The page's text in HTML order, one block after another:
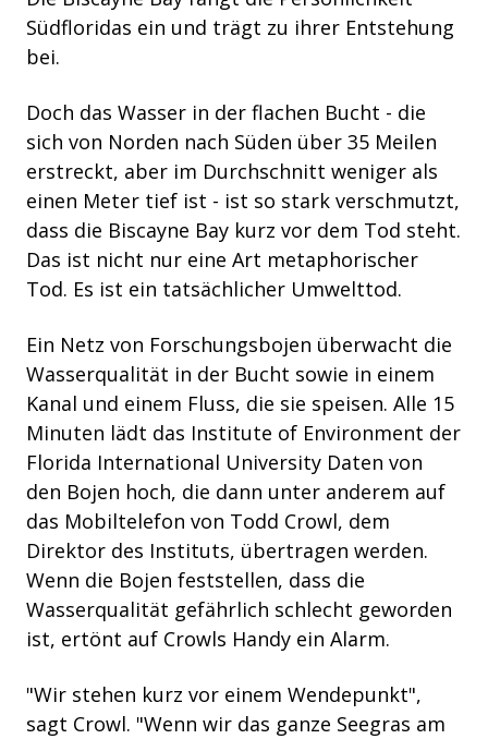
Südfloridas ein und trägt zu ihrer Entstehung
bei.
Doch das Wasser in der flachen Bucht - die
sich von Norden nach Süden über 35 Meilen
erstreckt, aber im Durchschnitt weniger als
einen Meter tief ist - ist so stark verschmutzt,
dass die Biscayne Bay kurz vor dem Tod steht.
Das ist nicht nur eine Art metaphorischer
Tod. Es ist ein tatsächlicher Umwelttod.
Ein Netz von Forschungsbojen überwacht die
Wasserqualität in der Bucht sowie in einem
Kanal und einem Fluss, die sie speisen. Alle 15
Minuten lädt das Institute of Environment der
Florida International University Daten von
den Bojen hoch, die dann unter anderem auf
das Mobiltelefon von Todd Crowl, dem
Direktor des Instituts, übertragen werden.
Wenn die Bojen feststellen, dass die
Wasserqualität gefährlich schlecht geworden
ist, ertönt auf Crowls Handy ein Alarm.
"Wir stehen kurz vor einem Wendepunkt",
sagt Crowl. "Wenn wir das ganze Seegras am